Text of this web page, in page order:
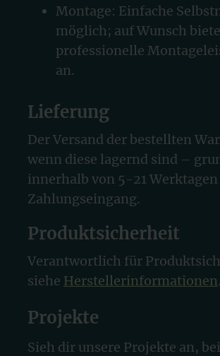
Montage: Einfache
möglich; auf Wunsch
professionelle
an.
Lieferung
Der Versand der bestellten
wenn diese lagernd sind –
innerhalb von 5-21 Werktagen
Zahlungseingang.
Produktsicherheit
Verantwortlich für
siehe Herstellerinformationen.
Projekte
Sieh dir unsere Projekte an,